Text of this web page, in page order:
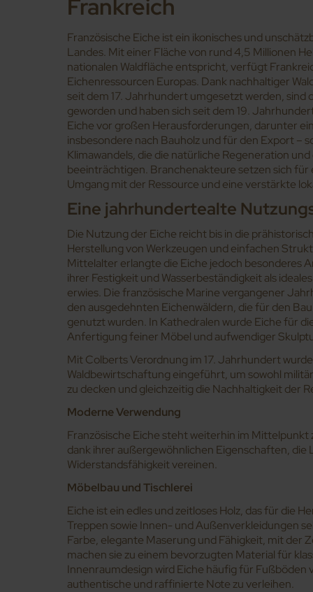
Frankreich
Französische Eiche ist ein ikonisches und
Landes. Mit einer Fläche von rund 4,5 Millionen
nationalen Waldfläche entspricht, verfügt
Eichenressourcen Europas. Dank nachhaltiger
seit dem 17. Jahrhundert umgesetzt werden, sind
geworden und haben sich seit dem 19.
Eiche vor großen Herausforderungen, darunter
insbesondere nach Bauholz und für den Export –
Klimawandels, die die natürliche Regeneration
beeinträchtigen. Branchenakteure setzen sich für
Umgang mit der Ressource und eine verstärkte
Eine jahrhundertealte
Die Nutzung der Eiche reicht bis in die
Herstellung von Werkzeugen und einfachen
Mittelalter erlangte die Eiche jedoch besonderes
ihrer Festigkeit und Wasserbeständigkeit als
erwies. Die französische Marine vergangener
den ausgedehnten Eichenwäldern, die für den
genutzt wurden. In Kathedralen wurde Eiche für
Anfertigung feiner Möbel und aufwendiger
Mit Colberts Verordnung im 17. Jahrhundert
Waldbewirtschaftung eingeführt, um sowohl
zu decken und gleichzeitig die Nachhaltigkeit der
Moderne Verwendung
Französische Eiche steht weiterhin im Mittelpunkt
dank ihrer außergewöhnlichen Eigenschaften, die
Widerstandsfähigkeit vereinen.
Möbelbau und Tischlerei
Eiche ist ein edles und zeitloses Holz, das für die
Treppen sowie Innen- und Außenverkleidungen
Farbe, elegante Maserung und Fähigkeit, mit der
machen sie zu einem bevorzugten Material für
Innenraumdesign wird Eiche häufig für Fußböden
authentische und raffinierte Note zu verleihen.